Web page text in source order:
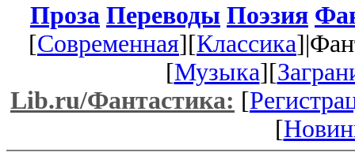
Проза Переводы Поэзия
[Современная][Классика
[Музыка][
Lib.ru/Фантастика: [
[